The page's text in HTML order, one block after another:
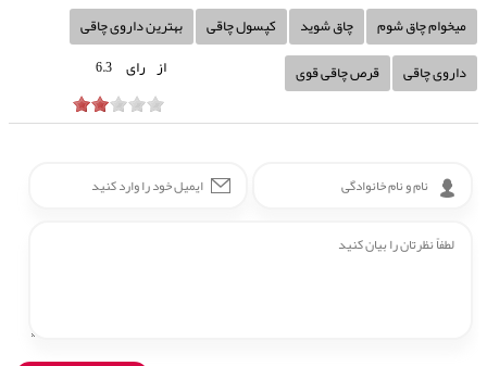
قرص چاقی قوی داروی چاقی
بهترین داروی چاقی کپسول چاقی چاق شوید
میخوام چاق شوم
از رای 6.3